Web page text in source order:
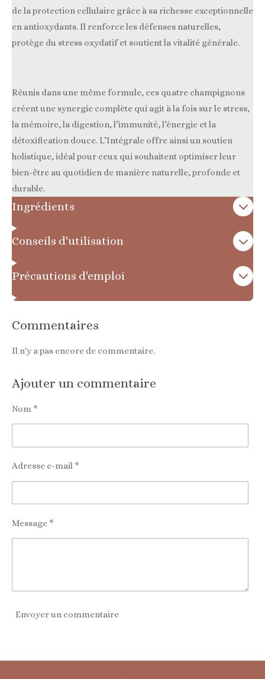
de la protection cellulaire grâce à sa richesse exceptionnelle
en antioxydants. Il renforce les défenses naturelles,
protège du stress oxydatif et soutient la vitalité générale.
Réunis dans une même formule, ces quatre champignons
créent une synergie complète qui agit à la fois sur le stress,
la mémoire, la digestion, l’immunité, l’énergie et la
détoxification douce. L’Intégrale offre ainsi un soutien
holistique, idéal pour ceux qui souhaitent optimiser leur
bien-être au quotidien de manière naturelle, profonde et
durable.
Ingrédients
Conseils d'utilisation
Précautions d'emploi
Commentaires
Il n'y a pas encore de commentaire.
Ajouter un commentaire
Nom *
Adresse e-mail *
Message *
Envoyer un commentaire